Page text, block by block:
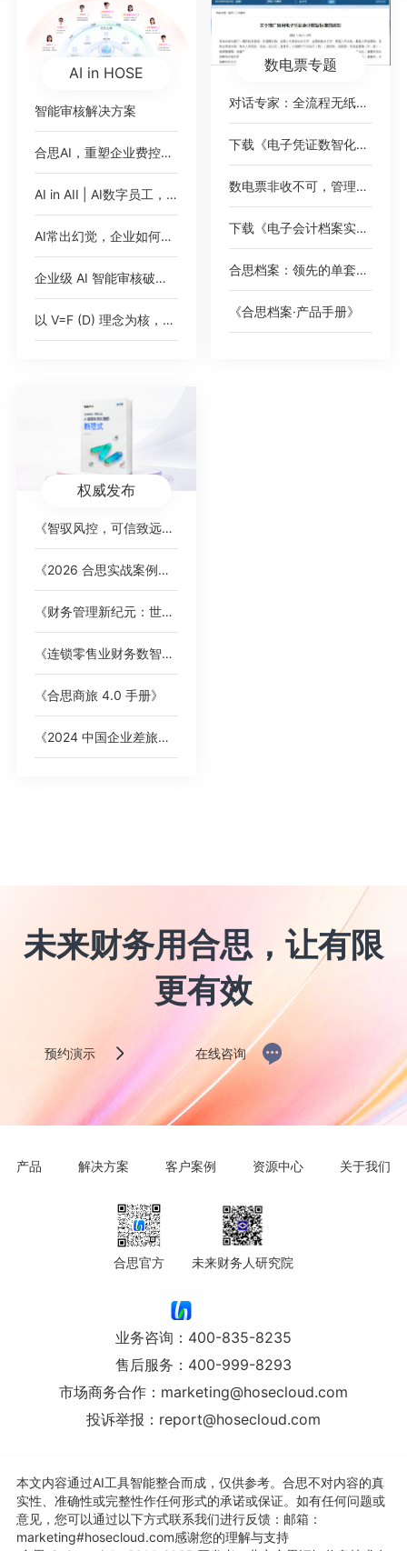
AI in HOSE
智能审核解决方案
合思AI，重塑企业费控范式
AI in AII | AI数字员工，即将加入你的公司
AI常出幻觉，企业如何应对？
企业级 AI 智能审核破解 2000 + 高端女装门店费控痛点，树连锁零售数智化新标杆
以 V=F (D) 理念为核，AI 对话式填单破报销痛点，驱动财务数智化价值跃迁
数电票专题
对话专家：全流程无纸化，破局数电票
下载《电子凭证数智化无需报销绿皮书》
数电票非收不可，管理难题如何绕过？
下载《电子会计档案实践案例集》
合思档案：领先的单套制电子会计档案管理平台
《合思档案·产品手册》
权威发布
《智驭风控，可信致远：AI 重塑财务内控的新范式》白皮书
《2026 合思实战案例集》，覆盖全行业标杆客户
《财务管理新纪元：世界一流企业的智能费控卓越之道》
《连锁零售业财务数智化趋势洞察》白皮书
《合思商旅 4.0 手册》
《2024 中国企业差旅管控分析报告》
未来财务用合思，让有限
更有效
预约演示 在线咨询
产品 解决方案 客户案例 资源中心 关于我们
合思官方 未来财务人研究院
业务咨询： 400-835-8235
售后服务： 400-999-8293
市场商务合作： marketing@hosecloud.com
投诉举报： report@hosecloud.com
本文内容通过AI工具智能整合而成，仅供参考。合思不对内容的真
实性、准确性或完整性作任何形式的承诺或保证。如有任何问题或
意见，您可以通过以下方式联系我们进行反馈：邮箱：
marketing#hosecloud.com感谢您的理解与支持